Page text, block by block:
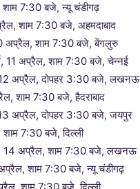
7:30 बजे, न्यू चंडीगढ़
शाम 7:30 बजे, अहमदाबाद
अप्रैल, शाम 7:30 बजे, बेंगलुरु
11 अप्रैल, शाम 7:30 बजे, चेन्नई
अप्रैल, दोपहर 3:30 बजे, लखनऊ
शाम 7:30 बजे, हैदराबाद
अप्रैल, दोपहर 3:30 बजे, जयपुर
7:30 बजे, दिल्ली
14 अप्रैल, शाम 7:30 बजे, लखनऊ
अप्रैल, शाम 7:30 बजे, न्यू चंडीगढ़